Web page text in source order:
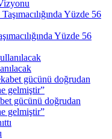
Yüzde 56
gücünü doğrudan
gelmiştir”